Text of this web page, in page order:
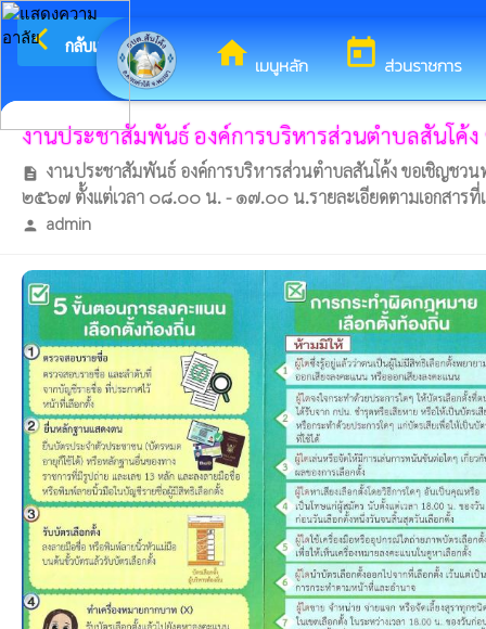
homeเมนูหลัก todayส่วนราชการ
arrow_back_ios กลับเมนูหลัก ยินดีต้อนรับสู่เว็บไซต์ของ
งานประชาสัมพันธ์ องค์การบริหารส่วนตำบลสันโ
description งานประชาสัมพันธ์ องค์การบริหารส่วนตำบลสันโค้ง ขอเชิญชว
๒๕๖๗ ตั้งแต่เวลา ๐๘.๐๐ น. - ๑๗.๐๐ น.รายละเอียดตามเอกสาร
person admin